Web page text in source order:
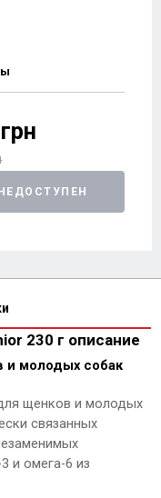
НЕДОСТУПЕН
230 г описание
и молодых собак
щенков и молодых
связанных
и омега-6 из